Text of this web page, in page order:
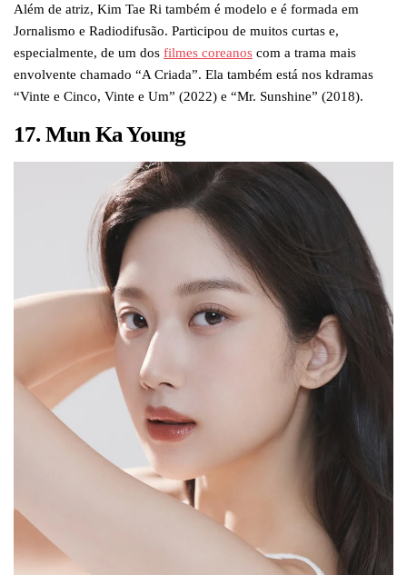
Além de atriz, Kim Tae Ri também é modelo e é formada em
Jornalismo e Radiodifusão. Participou de muitos curtas e,
especialmente, de um dos filmes coreanos com a trama mais
envolvente chamado “A Criada”. Ela também está nos kdramas
“Vinte e Cinco, Vinte e Um” (2022) e “Mr. Sunshine” (2018).
17. Mun Ka Young